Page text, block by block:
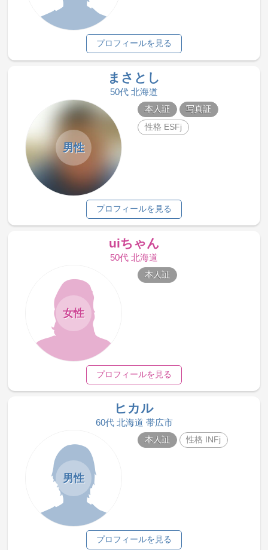
プロフィールを見る
まさとし
50代 北海道
男性
本人証
写真証
性格 ESFj
プロフィールを見る
uiちゃん
50代 北海道
女性
本人証
プロフィールを見る
ヒカル
60代 北海道 帯広市
男性
本人証 性格 INFj
プロフィールを見る